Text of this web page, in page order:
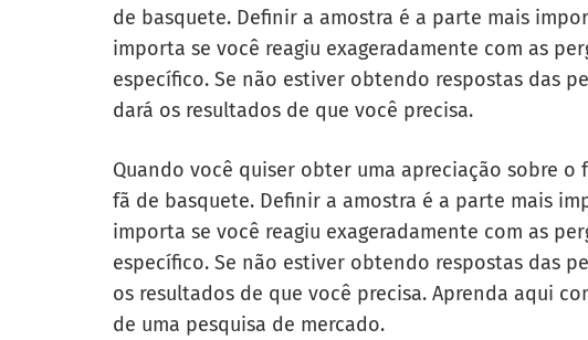
de basquete. Definir a amostra é a parte mais
importa se você reagiu exageradamente com as
específico. Se não estiver obtendo respostas das
dará os resultados de que você precisa.
Quando você quiser obter uma apreciação sobre
fã de basquete. Definir a amostra é a parte mais
importa se você reagiu exageradamente com as
específico. Se não estiver obtendo respostas das
os resultados de que você precisa. Aprenda aqui
de uma pesquisa de mercado.